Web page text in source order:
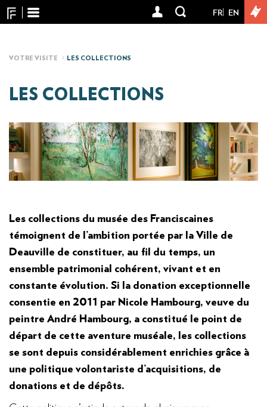
Panneau de gestion des cookies
Aller
au
User
FR EN
VOTRE VISITE LES COLLECTIONS
LES COLLECTIONS
Les collections du musée des Franciscaines
témoignent de l’ambition portée par la Ville de
Deauville de constituer, au fil du temps, un
ensemble patrimonial cohérent, vivant et en
constante évolution. Si la donation exceptionnelle
consentie en 2011 par Nicole Hambourg, veuve du
peintre André Hambourg, a constitué le point de
départ de cette aventure muséale, les collections
se sont depuis considérablement enrichies grâce à
une politique volontariste d’acquisitions, de
donations et de dépôts.